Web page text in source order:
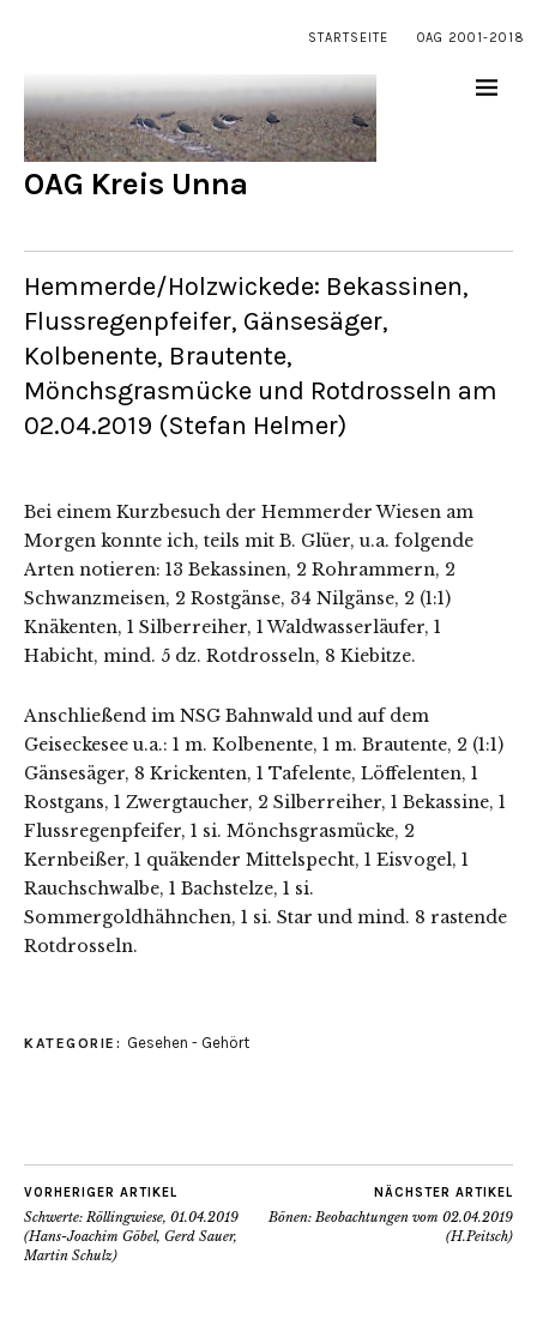
STARTSEITE OAG 2001-2018
OAG Kreis Unna
Hemmerde/Holzwickede: Bekassinen,
Flussregenpfeifer, Gänsesäger,
Kolbenente, Brautente,
Mönchsgrasmücke und Rotdrosseln am
02.04.2019 (Stefan Helmer)
Bei einem Kurzbesuch der Hemmerder Wiesen am
Morgen konnte ich, teils mit B. Glüer, u.a. folgende
Arten notieren: 13 Bekassinen, 2 Rohrammern, 2
Schwanzmeisen, 2 Rostgänse, 34 Nilgänse, 2 (1:1)
Knäkenten, 1 Silberreiher, 1 Waldwasserläufer, 1
Habicht, mind. 5 dz. Rotdrosseln, 8 Kiebitze.
Anschließend im NSG Bahnwald und auf dem
Geiseckesee u.a.: 1 m. Kolbenente, 1 m. Brautente, 2 (1:1)
Gänsesäger, 8 Krickenten, 1 Tafelente, Löffelenten, 1
Rostgans, 1 Zwergtaucher, 2 Silberreiher, 1 Bekassine, 1
Flussregenpfeifer, 1 si. Mönchsgrasmücke, 2
Kernbeißer, 1 quäkender Mittelspecht, 1 Eisvogel, 1
Rauchschwalbe, 1 Bachstelze, 1 si.
Sommergoldhähnchen, 1 si. Star und mind. 8 rastende
Rotdrosseln.
KATEGORIE: Gesehen - Gehört
VORHERIGER ARTIKEL
Schwerte: Röllingwiese, 01.04.2019
(Hans-Joachim Göbel, Gerd Sauer,
Martin Schulz)
NÄCHSTER ARTIKEL
Bönen: Beobachtungen vom 02.04.2019
(H.Peitsch)